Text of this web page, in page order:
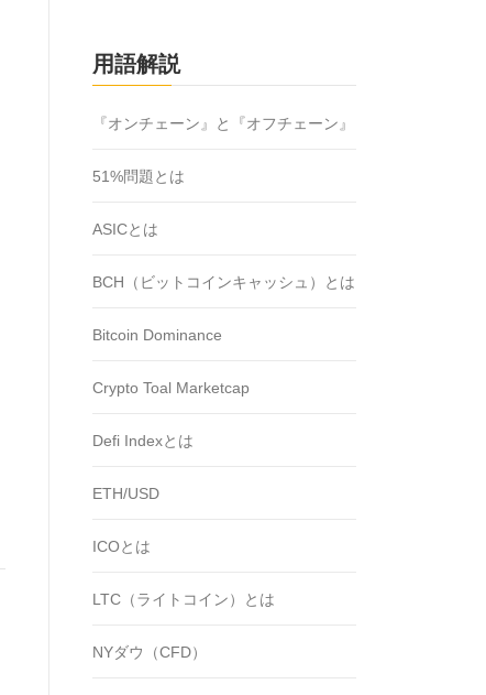
用語解説
『オンチェーン』と『オフチェーン』
51%問題とは
ASICとは
BCH（ビットコインキャッシュ）とは
Bitcoin Dominance
Crypto Toal Marketcap
Defi Indexとは
ETH/USD
ICOとは
LTC（ライトコイン）とは
NYダウ（CFD）